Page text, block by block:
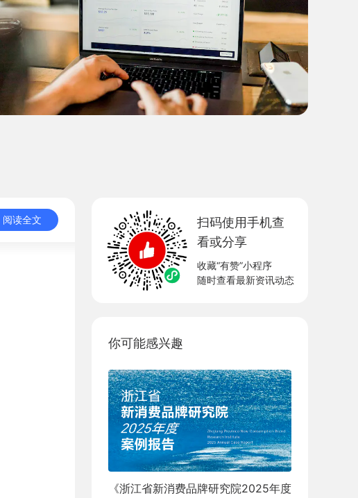
阅读全文
扫码使用手机查
看或分享
收藏“有赞”小程序
随时查看最新资讯动态
你可能感兴趣
《浙江省新消费品牌研究院2025年度